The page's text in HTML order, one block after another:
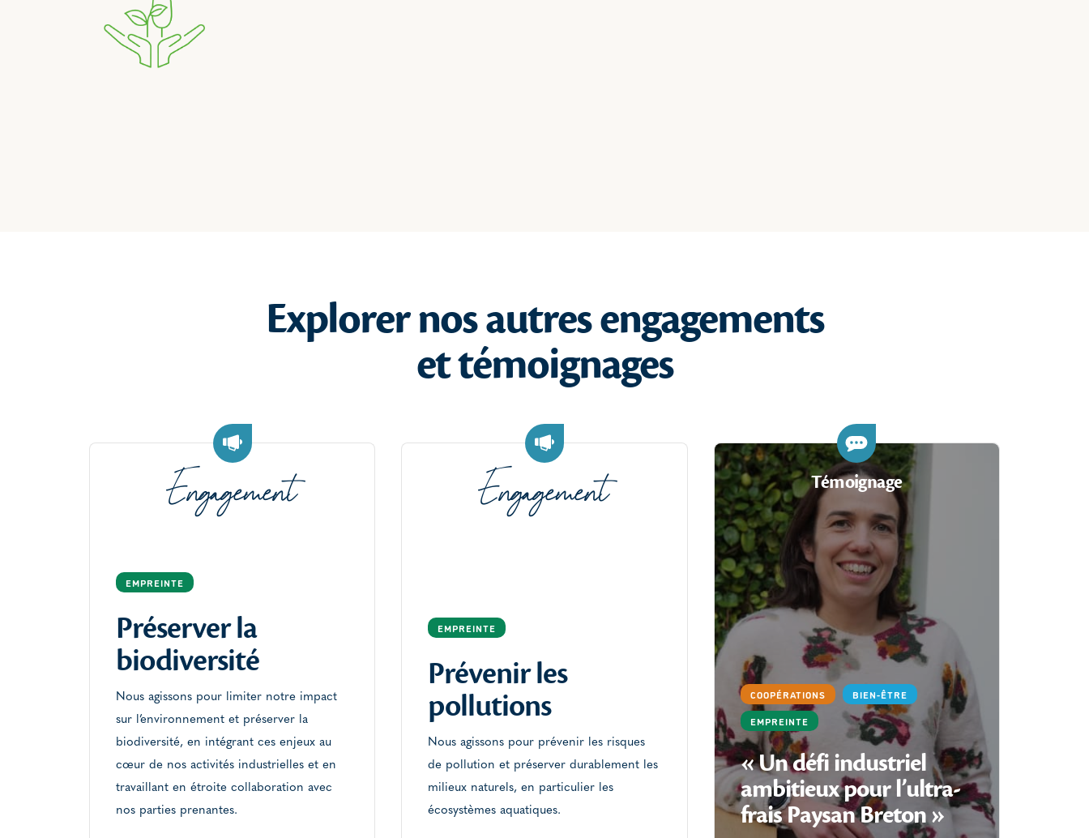
Explorer nos autres engagements
et témoignages
Engagement
EMPREINTE
Préserver la
biodiversité
Nous agissons pour limiter notre impact
sur l’environnement et préserver la
biodiversité, en intégrant ces enjeux au
cœur de nos activités industrielles et en
travaillant en étroite collaboration avec
nos parties prenantes.
Engagement
EMPREINTE
Prévenir les
pollutions
Nous agissons pour prévenir les risques
de pollution et préserver durablement les
milieux naturels, en particulier les
écosystèmes aquatiques.
Témoignage
COOPÉRATIONS
BIEN-ÊTRE
EMPREINTE
« Un défi industriel
ambitieux pour l’ultra-
frais Paysan Breton »